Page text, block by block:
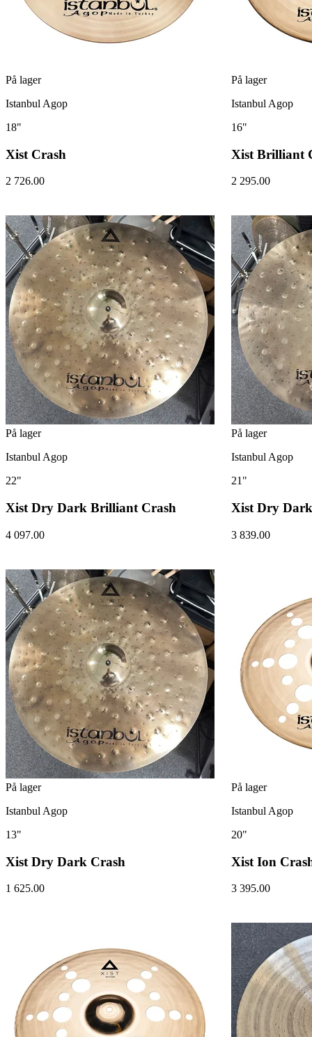
På lager
Istanbul Agop
18"
Xist Crash
2 726.00
På lager
Istanbul Agop
16"
Xist Brilliant
2 295.00
På lager
Istanbul Agop
22"
Xist Dry Dark Brilliant Crash
4 097.00
På lager
Istanbul Agop
21"
Xist Dry
3 839.00
På lager
Istanbul Agop
13"
Xist Dry Dark Crash
1 625.00
På lager
Istanbul Agop
20"
Xist Ion
3 395.00